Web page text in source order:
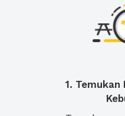
1. Temukan